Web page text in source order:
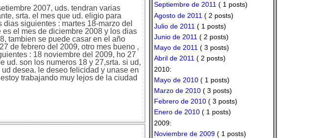
2007, uds. tendran varias
srta. el mes que ud. eligio para
siguientes : martes 18-marzo del
el mes de diciembre 2008 y los dias
tambien se puede casar en el año
de febrero del 2009, otro mes bueno ,
: 18 noviembre del 2009, ho 27
ud. son los numeros 18 y 27,srta. si ud,
desea. le deseo felicidad y unase en
trabajando muy lejos de la ciudad
Septiembre de 2011( 1 posts)
Agosto de 2011 ( 2 posts)
Julio de 2011 ( 1 posts)
Junio de 2011 ( 2 posts)
Mayo de 2011 ( 3 posts)
Abril de 2011( 2 posts)
2010:
Mayo de 2010( 1 posts)
Marzo de 2010( 3 posts)
Febrero de 2010( 3 posts)
Enero de 2010( 1 posts)
2009:
Noviembre de 2009( 1 posts)